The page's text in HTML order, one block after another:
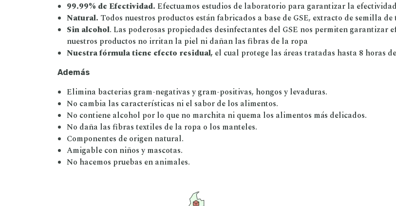
99.99% de Efectividad. Efectuamos estudios de laboratorio para garantizar la
Natural. Todos nuestros productos están fabricados a base de GSE, extracto de semilla
Sin alcohol. Las poderosas propiedades desinfectantes del GSE nos permiten
nuestros productos no irritan la piel ni dañan las fibras de la ropa
Nuestra fórmula tiene efecto residual, el cual protege las áreas tratadas hasta 8 horas
Además
Elimina bacterias gram-negativas y gram-positivas, hongos y levaduras.
No cambia las características ni el sabor de los alimentos.
No contiene alcohol por lo que no marchita ni quema los alimentos más delicados.
No daña las fibras textiles de la ropa o los manteles.
Componentes de origen natural.
Amigable con niños y mascotas.
No hacemos pruebas en animales.